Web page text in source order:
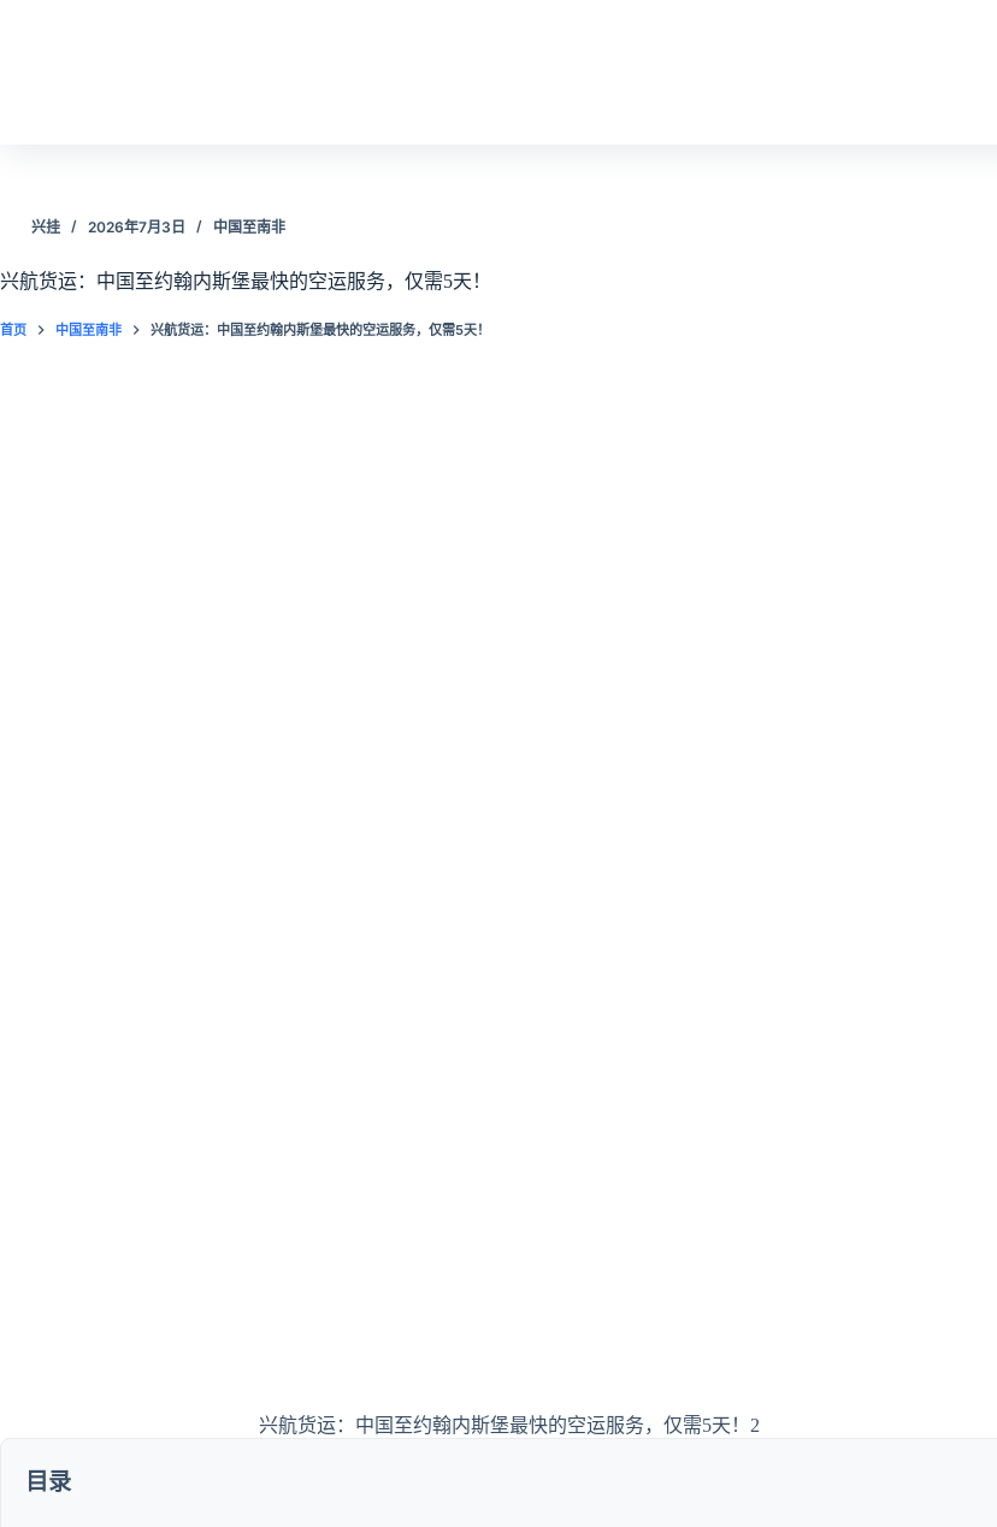
兴挂 2026年7月3日 中国至南非
兴航货运：中国至约翰内斯堡最快的空运服务，仅需5天！
首页 中国至南非 兴航货运：中国至约翰内斯堡最快的空运服务，仅需5天！
兴航货运：中国至约翰内斯堡最快的空运服务，仅需5天！2
目录